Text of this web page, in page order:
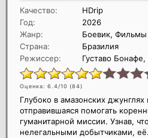
Качество:
HDrip
Год:
2026
Жанр:
Боевик,
Страна:
Бразилия
Режиссер:
Густаво
Оценка: 6.4/10 (84)
Глубоко в амазонских джунглях
отправившаяся помогать
гуманитарной миссии. Узнав,
нелегальными добытчиками,